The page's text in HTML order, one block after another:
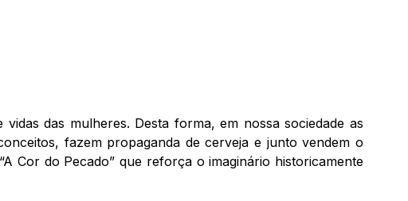
das mulheres. Desta forma, em nossa sociedade as
fazem propaganda de cerveja e junto vendem o
Cor do Pecado” que reforça o imaginário historicamente